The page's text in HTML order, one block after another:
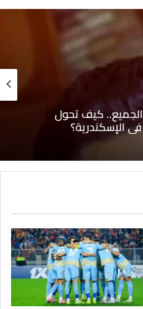
كيف تحول
الإسكندرية؟